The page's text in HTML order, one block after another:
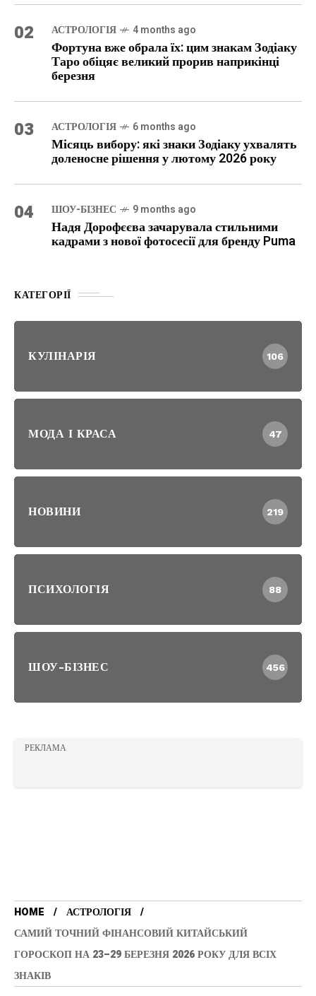
02 АСТРОЛОГІЯ 4 months ago
Фортуна вже обрала їх: цим знакам Зодіаку
Таро обіцяє великий прорив наприкінці
березня
03 АСТРОЛОГІЯ 6 months ago
Місяць вибору: які знаки Зодіаку ухвалять
доленосне рішення у лютому 2026 року
04 ШОУ-БІЗНЕС 9 months ago
Надя Дорофєєва зачарувала стильними
кадрами з нової фотосесії для бренду Puma
КАТЕГОРІЇ
КУЛІНАРІЯ 106
МОДА І КРАСА 47
НОВИНИ 219
ПСИХОЛОГІЯ 88
ШОУ-БІЗНЕС 456
РЕКЛАМА
HOME
АСТРОЛОГІЯ
САМИЙ ТОЧНИЙ ФІНАНСОВИЙ КИТАЙСЬКИЙ
ГОРОСКОП НА 23–29 БЕРЕЗНЯ 2026 РОКУ ДЛЯ ВСІХ
ЗНАКІВ